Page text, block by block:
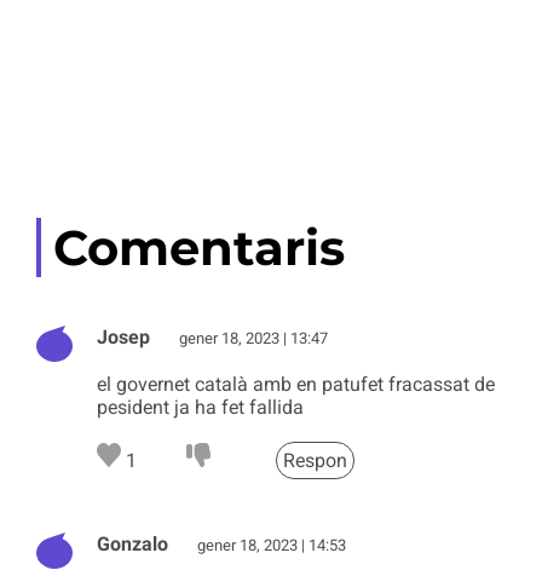
Comentaris
Josep gener 18, 2023 | 13:47
el governet català amb en patufet fracassat de
pesident ja ha fet fallida
1 Respon
Gonzalo gener 18, 2023 | 14:53